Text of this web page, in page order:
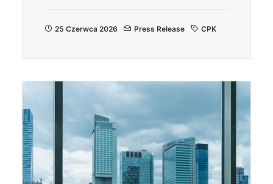
25 Czerwca 2026 Press Release CPK